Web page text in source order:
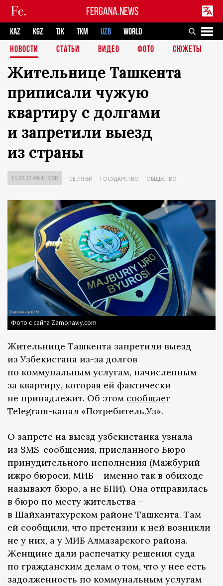
FERGANA.NEWS
KAZ KGZ TJK TKM UZB
WORLD
НОВОСТИ
СТАТЬИ ВИДЕО ФОТО СЮЖЕТЫ
Жительнице Ташкента
приписали чужую
квартиру с долгами
и запретили выезд
из страны
14.06.22 09:41 MSK СЕ ЛЯ ВИ ГОСУДАРСТВО ОБЩЕСТВО
Фото с сайта Zamonaviy.com
Жительнице Ташкента запретили выезд
из Узбекистана из-за долгов
по коммунальным услугам, начисленным
за квартиру, которая ей фактически
не принадлежит. Об этом сообщает
Telegram-канал «Потребитель.Уз».
О запрете на выезд узбекистанка узнала
из SMS-сообщения, присланного Бюро
принудительного исполнения (Мажбурий
ижро бюроси, МИБ – именно так в обиходе
называют бюро, а не БПИ). Она отправилась
в бюро по месту жительства –
в Шайхантахурском районе Ташкента. Там
ей сообщили, что претензии к ней возникли
не у них, а у МИБ Алмазарского района.
Женщине дали распечатку решения суда
по гражданским делам о том, что у нее есть
задолженность по коммунальным услугам